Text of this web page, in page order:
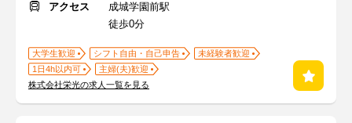
アクセス
成城学園前駅
徒歩0分
大学生歓迎 シフト自由・自己申告
未経験者歓迎
1日4h以内可
主婦(夫)歓迎
株式会社栄光の求人一覧を見る